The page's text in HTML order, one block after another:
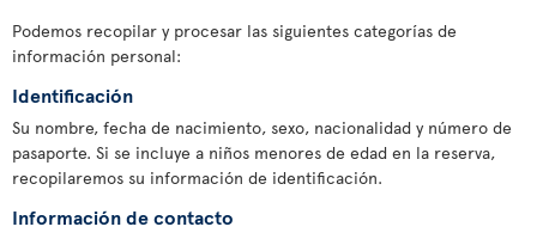
Podemos recopilar y procesar las siguientes categorías de
información personal:
Identificación
Su nombre, fecha de nacimiento, sexo, nacionalidad y número de
pasaporte. Si se incluye a niños menores de edad en la reserva,
recopilaremos su información de identificación.
Información de contacto